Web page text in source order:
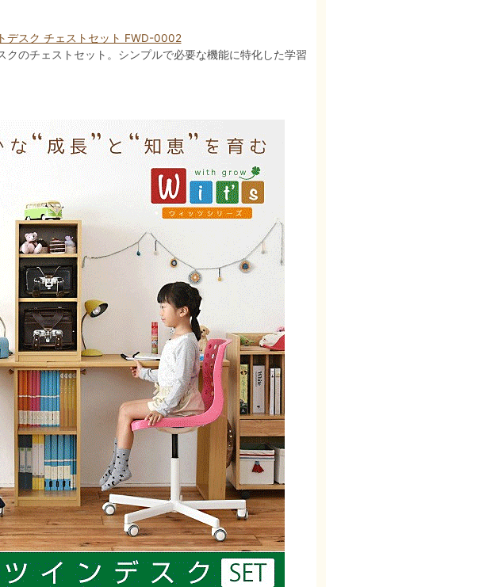
デスク チェストセット FWD-0002
クのチェストセット。シンプルで必要な機能に特化した学習